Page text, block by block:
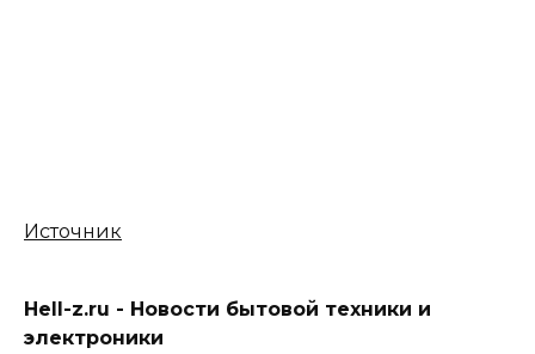
Источник
Hell-z.ru - Новости бытовой техники и
электроники